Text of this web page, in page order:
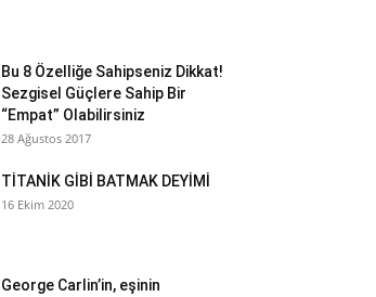
Bu 8 Özelliğe Sahipseniz Dikkat!
Sezgisel Güçlere Sahip Bir
“Empat” Olabilirsiniz
28 Ağustos 2017
TİTANİK GİBİ BATMAK DEYİMİ
16 Ekim 2020
George Carlin’in, eşinin